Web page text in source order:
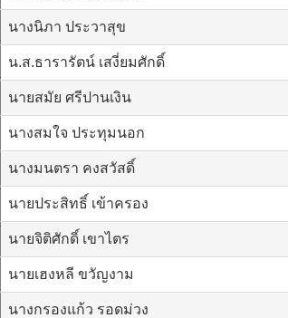
นางนิภา ประวาสุข
น.ส.ธารารัตน์ เสงี่ยมศักดิ์
นายสมัย ศรีปานเงิน
นางสมใจ ประทุมนอก
นางมนตรา คงสวัสดิ์
นายประสิทธิ์ เข้าครอง
นายจิติศักดิ์ เขาไตร
นายเฮงหลี ขวัญงาม
นางกรองแก้ว รอดม่วง